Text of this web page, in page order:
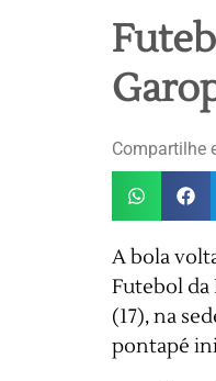
Compartilhe
A bola
Futebol da
(17), na
pontapé